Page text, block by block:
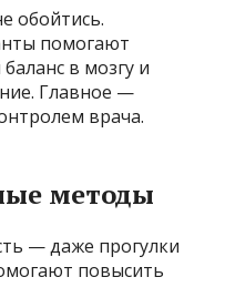
обойтись.
помогают
в мозгу и
Главное —
врача.
методы
— даже прогулки
повысить